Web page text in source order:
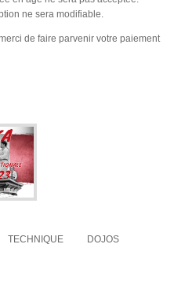
ne sera modifiable.
de faire parvenir votre paiement
TECHNIQUE DOJOS